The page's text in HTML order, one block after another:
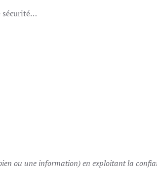
sécurité…
ou une information) en exploitant la